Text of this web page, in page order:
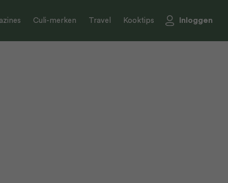
Culi-merken Travel Kooktips Inloggen